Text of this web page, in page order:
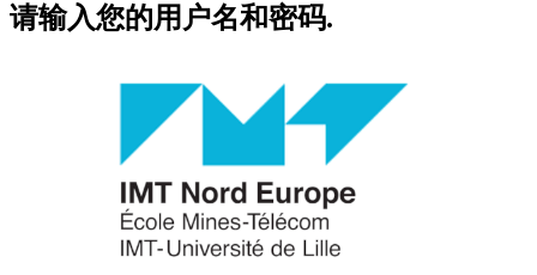
请输入您的用户名和密码.